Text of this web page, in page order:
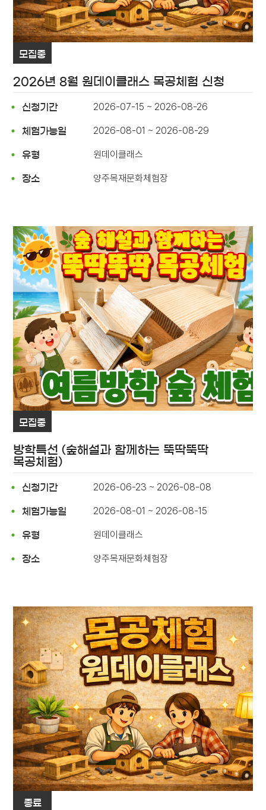
모집중
2026년 8월 원데이클래스 목공체험 신청
신청기간 2026-07-15 ~ 2026-08-26
체험가능일 2026-08-01 ~ 2026-08-29
유형 원데이클래스
장소 양주목재문화체험장
모집중
방학특선 (숲해설과 함께하는 뚝딱뚝딱
목공체험)
신청기간 2026-06-23 ~ 2026-08-08
체험가능일 2026-08-01 ~ 2026-08-15
유형 원데이클래스
장소 양주목재문화체험장
종료